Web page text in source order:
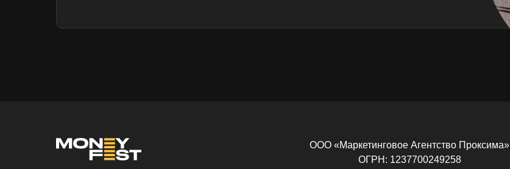
ООО «Маркетинговое Агентство Проксима»
ОГРН: 1237700249258